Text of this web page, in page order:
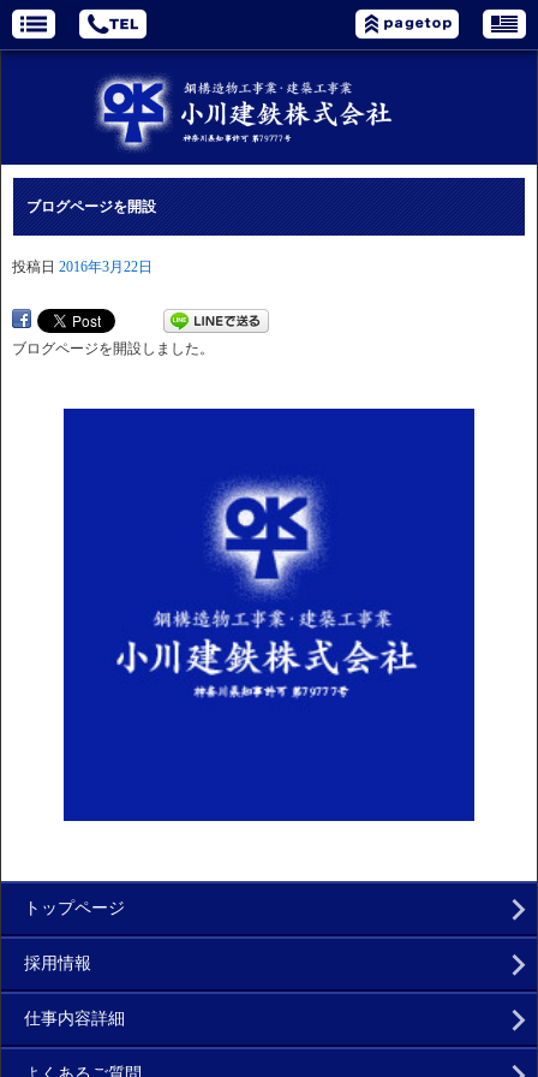
ブログページを開設
投稿日 2016年3月22日
ブログページを開設しました。
トップページ
採用情報
仕事内容詳細